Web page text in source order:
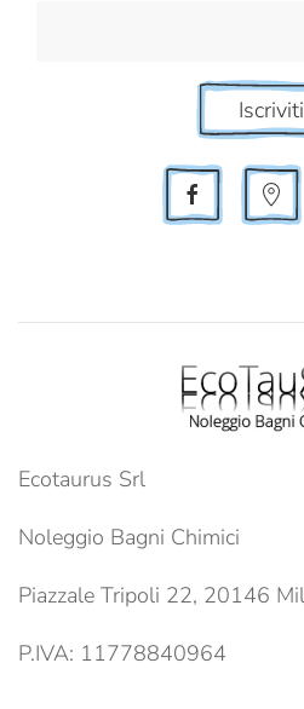
Iscriviti
Ecotaurus Srl
Noleggio Bagni Chimici
Piazzale Tripoli 22, 20146
P.IVA: 11778840964